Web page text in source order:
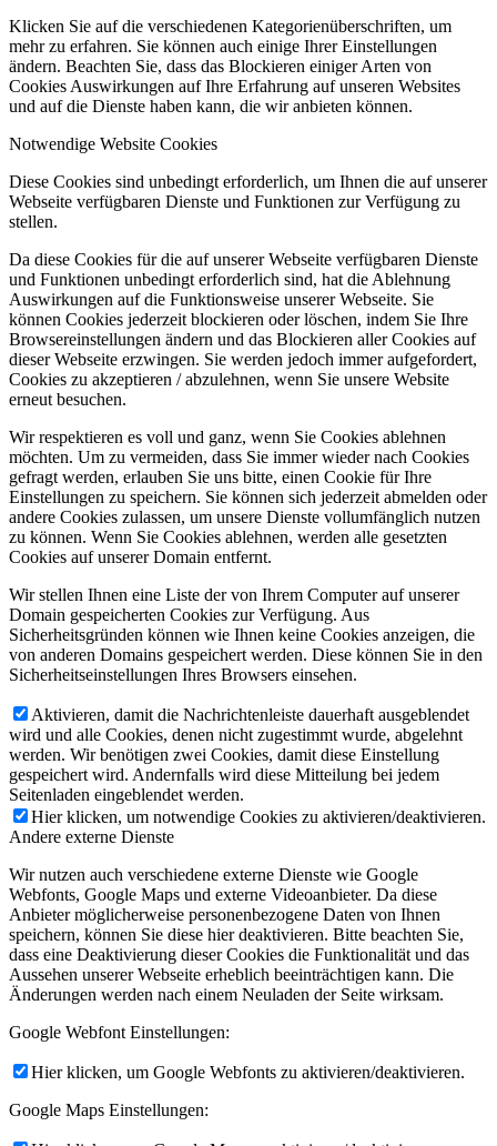
Klicken Sie auf die verschiedenen Kategorienüberschriften, um
mehr zu erfahren. Sie können auch einige Ihrer Einstellungen
ändern. Beachten Sie, dass das Blockieren einiger Arten von
Cookies Auswirkungen auf Ihre Erfahrung auf unseren Websites
und auf die Dienste haben kann, die wir anbieten können.
Notwendige Website Cookies
Diese Cookies sind unbedingt erforderlich, um Ihnen die auf unserer
Webseite verfügbaren Dienste und Funktionen zur Verfügung zu
stellen.
Da diese Cookies für die auf unserer Webseite verfügbaren Dienste
und Funktionen unbedingt erforderlich sind, hat die Ablehnung
Auswirkungen auf die Funktionsweise unserer Webseite. Sie
können Cookies jederzeit blockieren oder löschen, indem Sie Ihre
Browsereinstellungen ändern und das Blockieren aller Cookies auf
dieser Webseite erzwingen. Sie werden jedoch immer aufgefordert,
Cookies zu akzeptieren / abzulehnen, wenn Sie unsere Website
erneut besuchen.
Wir respektieren es voll und ganz, wenn Sie Cookies ablehnen
möchten. Um zu vermeiden, dass Sie immer wieder nach Cookies
gefragt werden, erlauben Sie uns bitte, einen Cookie für Ihre
Einstellungen zu speichern. Sie können sich jederzeit abmelden oder
andere Cookies zulassen, um unsere Dienste vollumfänglich nutzen
zu können. Wenn Sie Cookies ablehnen, werden alle gesetzten
Cookies auf unserer Domain entfernt.
Wir stellen Ihnen eine Liste der von Ihrem Computer auf unserer
Domain gespeicherten Cookies zur Verfügung. Aus
Sicherheitsgründen können wie Ihnen keine Cookies anzeigen, die
von anderen Domains gespeichert werden. Diese können Sie in den
Sicherheitseinstellungen Ihres Browsers einsehen.
Aktivieren, damit die Nachrichtenleiste dauerhaft ausgeblendet
wird und alle Cookies, denen nicht zugestimmt wurde, abgelehnt
werden. Wir benötigen zwei Cookies, damit diese Einstellung
gespeichert wird. Andernfalls wird diese Mitteilung bei jedem
Seitenladen eingeblendet werden.
Hier klicken, um notwendige Cookies zu aktivieren/deaktivieren.
Andere externe Dienste
Wir nutzen auch verschiedene externe Dienste wie Google
Webfonts, Google Maps und externe Videoanbieter. Da diese
Anbieter möglicherweise personenbezogene Daten von Ihnen
speichern, können Sie diese hier deaktivieren. Bitte beachten Sie,
dass eine Deaktivierung dieser Cookies die Funktionalität und das
Aussehen unserer Webseite erheblich beeinträchtigen kann. Die
Änderungen werden nach einem Neuladen der Seite wirksam.
Google Webfont Einstellungen:
Hier klicken, um Google Webfonts zu aktivieren/deaktivieren.
Google Maps Einstellungen: